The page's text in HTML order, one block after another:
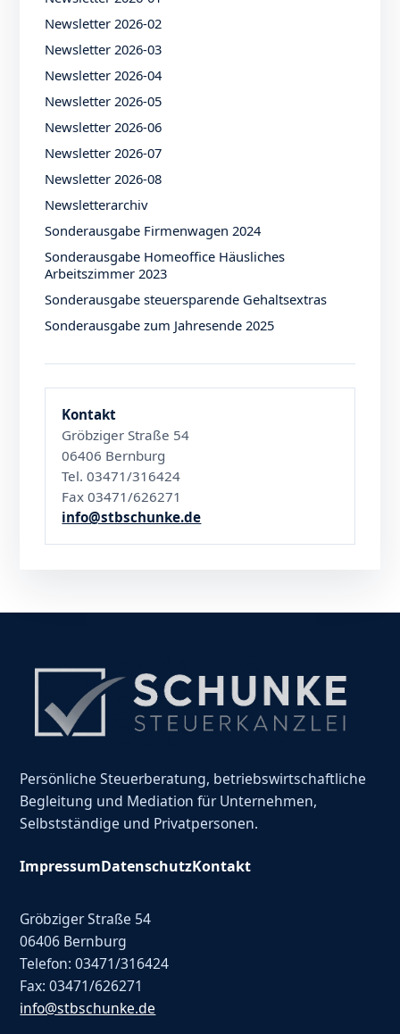
Newsletter 2026-02
Newsletter 2026-03
Newsletter 2026-04
Newsletter 2026-05
Newsletter 2026-06
Newsletter 2026-07
Newsletter 2026-08
Newsletterarchiv
Sonderausgabe Firmenwagen 2024
Sonderausgabe Homeoffice Häusliches
Arbeitszimmer 2023
Sonderausgabe steuersparende Gehaltsextras
Sonderausgabe zum Jahresende 2025
Kontakt
Gröbziger Straße 54
06406 Bernburg
Tel. 03471/316424
Fax 03471/626271
info@stbschunke.de
Persönliche Steuerberatung, betriebswirtschaftliche
Begleitung und Mediation für Unternehmen,
Selbstständige und Privatpersonen.
ImpressumDatenschutzKontakt
Gröbziger Straße 54
06406 Bernburg
Telefon: 03471/316424
Fax: 03471/626271
info@stbschunke.de